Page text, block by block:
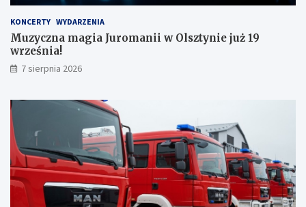
KONCERTY WYDARZENIA
Muzyczna magia Juromanii w Olsztynie już 19
września!
7 sierpnia 2026